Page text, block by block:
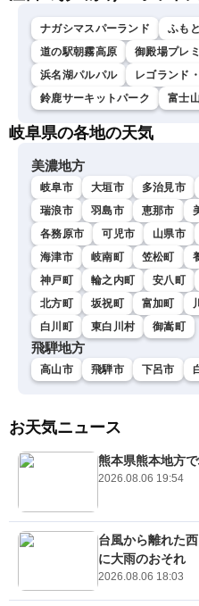
ナガシマスパーランド ふも
道の駅朝霧高原
御殿場プレ
浜名湖パルパル
レゴランド
鈴鹿サーキットパーク
富士
岐阜県の各地の天気
美濃地方
岐阜市 大垣市 多治見市
瑞浪市
羽島市 恵那市
各務原市
可児市 山県市
海津市
岐南町 笠松町
神戸町
輪之内町 安八町
北方町
坂祝町 富加町
白川町
東白川村 御嵩町
飛騨地方
高山市 飛騨市 下呂市
お天気ニュース
熊本県熊本地方
2026.08.06 19:54
台風から離れた
に大雨のおそれ
2026.08.06 18:03